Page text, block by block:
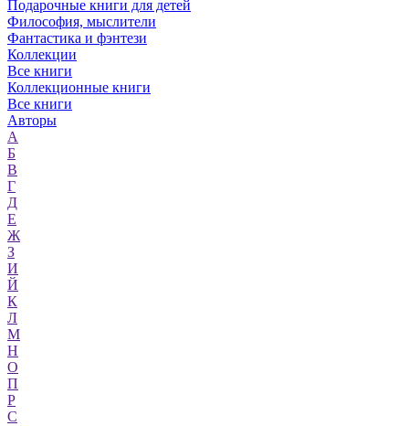
Подарочные книги для детей
Философия, мыслители
Фантастика и фэнтези
Коллекции
Все книги
Коллекционные книги
Все книги
Авторы
А
Б
В
Г
Д
Е
Ж
З
И
Й
К
Л
М
Н
О
П
Р
С